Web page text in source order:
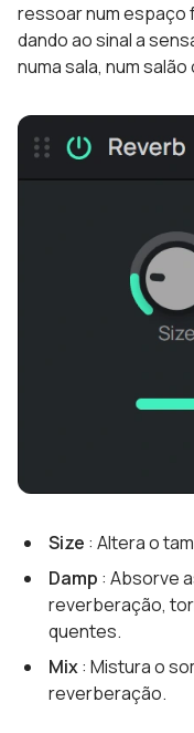
ressoar num espaço
dando ao sinal a
numa sala, num
Size : Altera o
Damp : Absorve
reverberação,
quentes.
Mix: Mistura o
reverberação.